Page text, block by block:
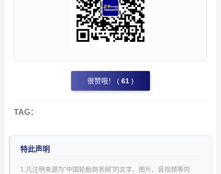
很赞哦！ ( 61 )
TAG：
特此声明
1.凡注明来源为“中国轮胎商务网”的文字、图片、音视频等内